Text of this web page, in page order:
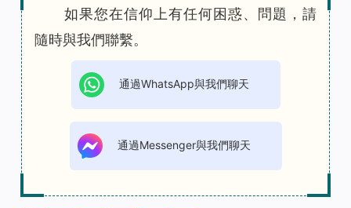
如果您在信仰上有任何困惑、問題，請
隨時與我們聯繫。
通過WhatsApp與我們聊天
通過Messenger與我們聊天